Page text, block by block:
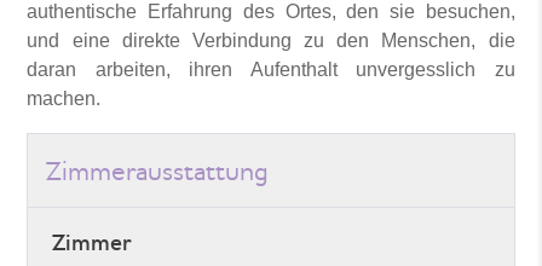
authentische Erfahrung des Ortes, den sie besuchen,
und eine direkte Verbindung zu den Menschen, die
daran arbeiten, ihren Aufenthalt unvergesslich zu
machen.
Zimmerausstattung
Zimmer